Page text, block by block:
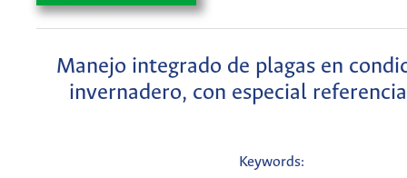
Manejo integrado de plagas en
invernadero, con especial
Keywords: